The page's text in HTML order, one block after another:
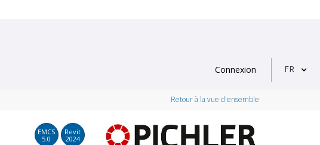
Connexion FR
Retour à la vue d'ensemble
EMCS
5.0
Revit
2024